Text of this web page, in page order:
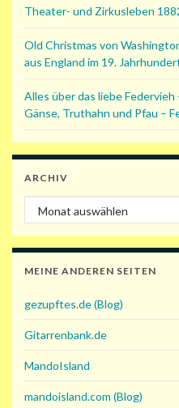
Theater- und Zirkusleben
Old Christmas von
aus England im 19.
Alles über das liebe
Gänse, Truthahn und Pfau –
ARCHIV
Archiv
MEINE ANDEREN SEITEN
gezupftes.de (Blog)
Gitarrenbank.de
MandoIsland
mandoisland.com (Blog)